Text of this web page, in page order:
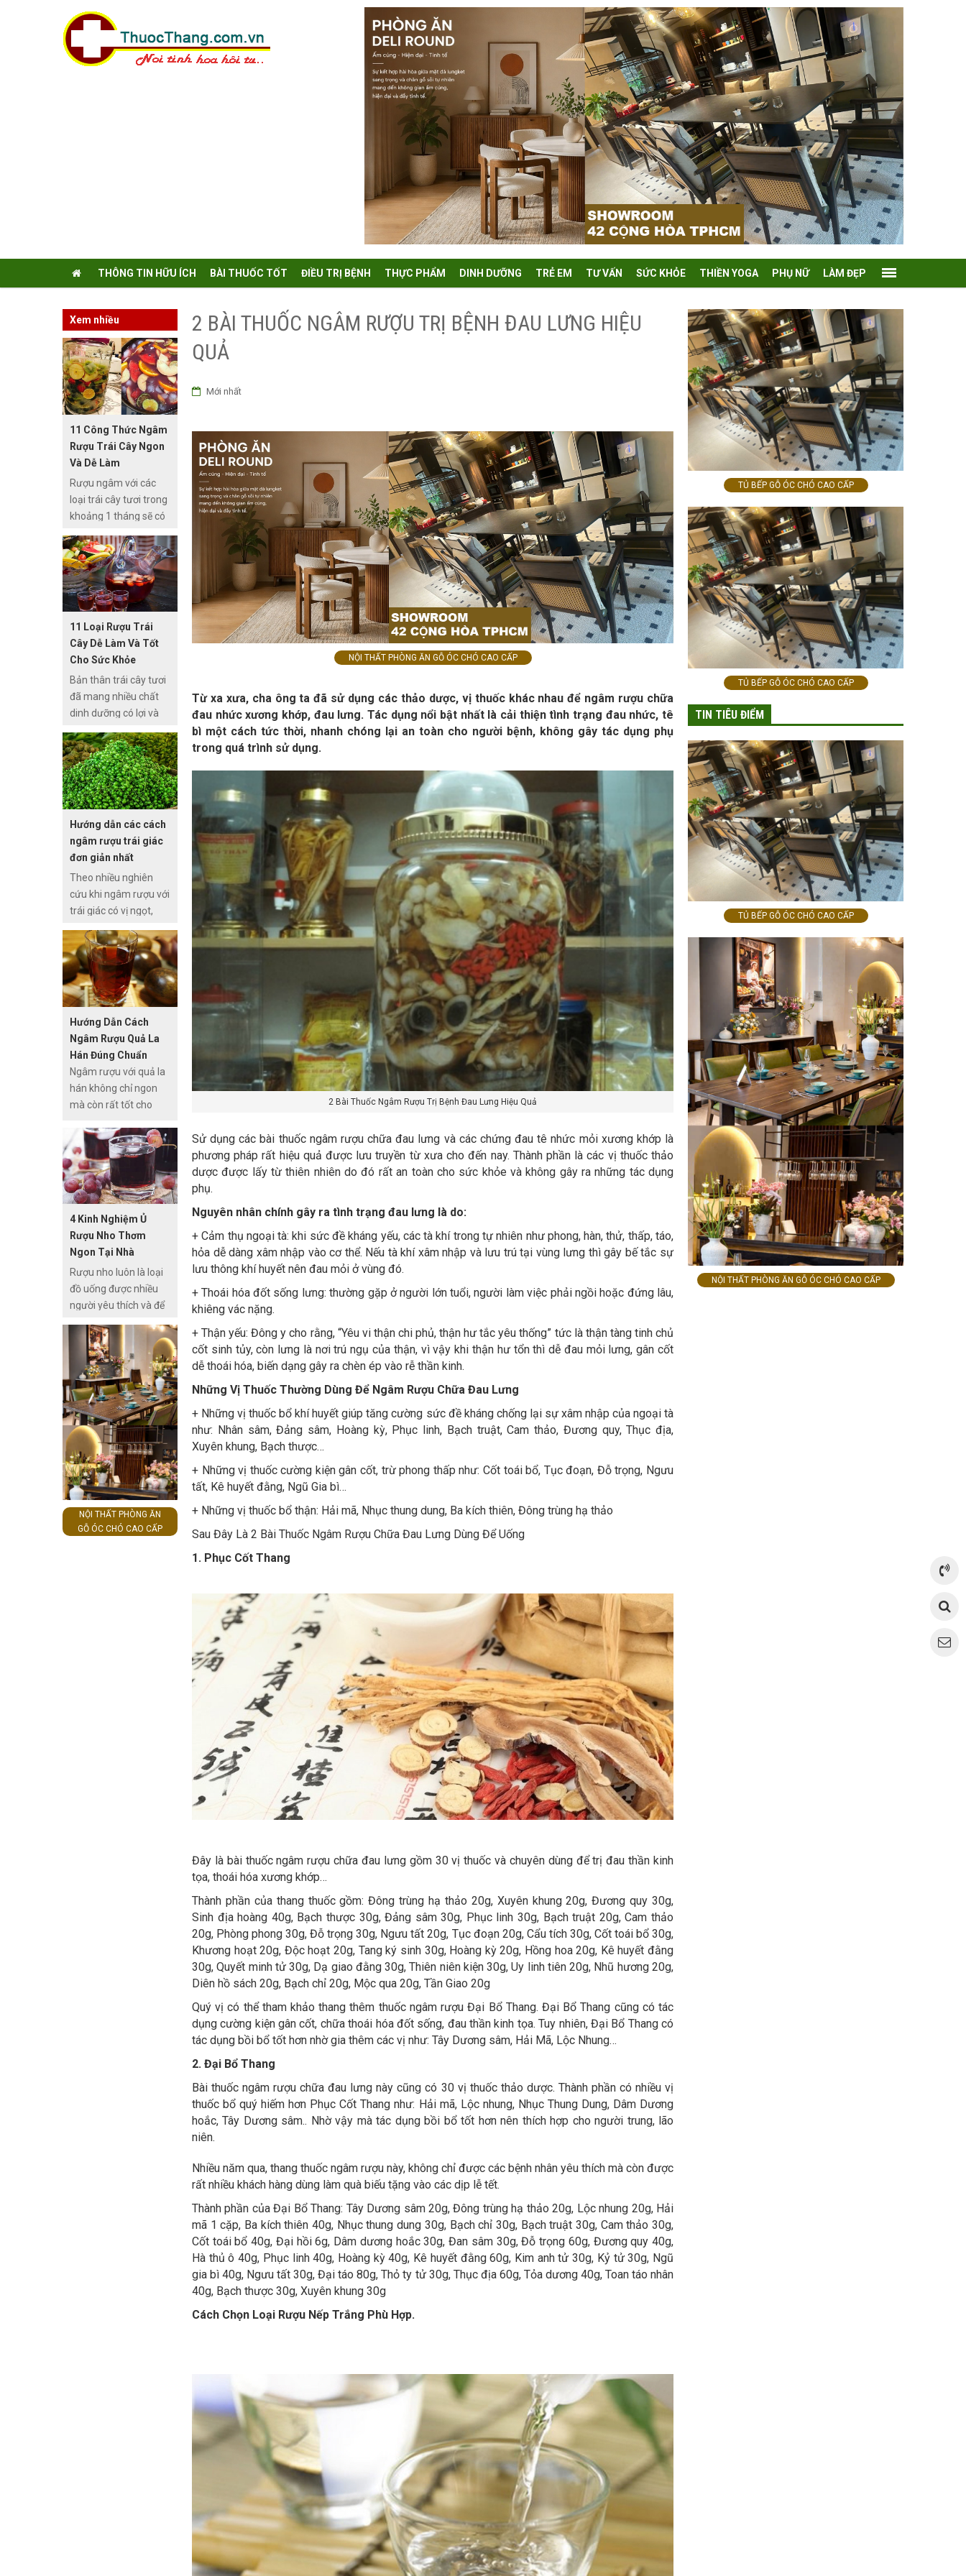
THÔNG TIN HỮU ÍCH BÀI THUỐC TỐT ĐIỀU TRỊ BỆNH THỰC PHẨM DINH DƯỠNG TRẺ EM TƯ VẤN SỨC KHỎE THIỀN YOGA PHỤ NỮ LÀM ĐẸP
2 BÀI THUỐC NGÂM RƯỢU TRỊ BỆNH ĐAU LƯNG HIỆU
QUẢ
Mới nhất
NỘI THẤT PHÒNG ĂN GỖ ÓC CHÓ CAO CẤP
Từ xa xưa, cha ông ta đã sử dụng các thảo dược, vị thuốc khác nhau để ngâm rượu chữa
đau nhức xương khớp, đau lưng. Tác dụng nổi bật nhất là cải thiện tình trạng đau nhức, tê
bì một cách tức thời, nhanh chóng lại an toàn cho người bệnh, không gây tác dụng phụ
trong quá trình sử dụng.
2 Bài Thuốc Ngâm Rượu Trị Bệnh Đau Lưng Hiệu Quả
Sử dụng các bài thuốc ngâm rượu chữa đau lưng và các chứng đau tê nhức mỏi xương khớp là
phương pháp rất hiệu quả được lưu truyền từ xưa cho đến nay. Thành phần là các vị thuốc thảo
dược được lấy từ thiên nhiên do đó rất an toàn cho sức khỏe và không gây ra những tác dụng
phụ.
Nguyên nhân chính gây ra tình trạng đau lưng là do:
+ Cảm thụ ngoại tà: khi sức đề kháng yếu, các tà khí trong tự nhiên như phong, hàn, thử, thấp, táo,
hỏa dễ dàng xâm nhập vào cơ thể. Nếu tà khí xâm nhập và lưu trú tại vùng lưng thì gây bế tắc sự
lưu thông khí huyết nên đau mỏi ở vùng đó.
+ Thoái hóa đốt sống lưng: thường gặp ở người lớn tuổi, người làm việc phải ngồi hoặc đứng lâu,
khiêng vác nặng.
+ Thận yếu: Đông y cho rằng, “Yêu vi thận chi phủ, thận hư tắc yêu thống” tức là thận tàng tinh chủ
cốt sinh tủy, còn lưng là nơi trú ngụ của thận, vì vậy khi thận hư tổn thì dễ đau mỏi lưng, gân cốt
dễ thoái hóa, biến dạng gây ra chèn ép vào rễ thần kinh.
Những Vị Thuốc Thường Dùng Để Ngâm Rượu Chữa Đau Lưng
+ Những vị thuốc bổ khí huyết giúp tăng cường sức đề kháng chống lại sự xâm nhập của ngoại tà
như: Nhân sâm, Đảng sâm, Hoàng kỳ, Phục linh, Bạch truật, Cam thảo, Đương quy, Thục địa,
Xuyên khung, Bạch thược…
+ Những vị thuốc cường kiện gân cốt, trừ phong thấp như: Cốt toái bổ, Tục đoạn, Đỗ trọng, Ngưu
tất, Kê huyết đằng, Ngũ Gia bì…
+ Những vị thuốc bổ thận: Hải mã, Nhục thung dung, Ba kích thiên, Đông trùng hạ thảo
Sau Đây Là 2 Bài Thuốc Ngâm Rượu Chữa Đau Lưng Dùng Để Uống
1. Phục Cốt Thang
Đây là bài thuốc ngâm rượu chữa đau lưng gồm 30 vị thuốc và chuyên dùng để trị đau thần kinh
tọa, thoái hóa xương khớp…
Thành phần của thang thuốc gồm: Đông trùng hạ thảo 20g, Xuyên khung 20g, Đương quy 30g,
Sinh địa hoàng 40g, Bạch thược 30g, Đảng sâm 30g, Phục linh 30g, Bạch truật 20g, Cam thảo
20g, Phòng phong 30g, Đỗ trọng 30g, Ngưu tất 20g, Tục đoạn 20g, Cẩu tích 30g, Cốt toái bổ 30g,
Khương hoạt 20g, Độc hoạt 20g, Tang ký sinh 30g, Hoàng kỳ 20g, Hồng hoa 20g, Kê huyết đằng
30g, Quyết minh tử 30g, Dạ giao đằng 30g, Thiên niên kiện 30g, Uy linh tiên 20g, Nhũ hương 20g,
Diên hồ sách 20g, Bạch chỉ 20g, Mộc qua 20g, Tần Giao 20g
Quý vị có thể tham khảo thang thêm thuốc ngâm rượu Đại Bổ Thang. Đại Bổ Thang cũng có tác
dụng cường kiện gân cốt, chữa thoái hóa đốt sống, đau thần kinh tọa. Tuy nhiên, Đại Bổ Thang có
tác dụng bồi bổ tốt hơn nhờ gia thêm các vị như: Tây Dương sâm, Hải Mã, Lộc Nhung…
2. Đại Bổ Thang
Bài thuốc ngâm rượu chữa đau lưng này cũng có 30 vị thuốc thảo dược. Thành phần có nhiều vị
thuốc bổ quý hiếm hơn Phục Cốt Thang như: Hải mã, Lộc nhung, Nhục Thung Dung, Dâm Dương
hoắc, Tây Dương sâm.. Nhờ vậy mà tác dụng bồi bổ tốt hơn nên thích hợp cho người trung, lão
niên.
Nhiều năm qua, thang thuốc ngâm rượu này, không chỉ được các bệnh nhân yêu thích mà còn được
rất nhiều khách hàng dùng làm quà biếu tặng vào các dịp lễ tết.
Thành phần của Đại Bổ Thang: Tây Dương sâm 20g, Đông trùng hạ thảo 20g, Lộc nhung 20g, Hải
mã 1 cặp, Ba kích thiên 40g, Nhục thung dung 30g, Bạch chỉ 30g, Bạch truật 30g, Cam thảo 30g,
Cốt toái bổ 40g, Đại hồi 6g, Dâm dương hoắc 30g, Đan sâm 30g, Đỗ trọng 60g, Đương quy 40g,
Hà thủ ô 40g, Phục linh 40g, Hoàng kỳ 40g, Kê huyết đằng 60g, Kim anh tử 30g, Kỷ tử 30g, Ngũ
gia bì 40g, Ngưu tất 30g, Đại táo 80g, Thỏ ty tử 30g, Thục địa 60g, Tỏa dương 40g, Toan táo nhân
40g, Bạch thược 30g, Xuyên khung 30g
Cách Chọn Loại Rượu Nếp Trắng Phù Hợp.
Xem nhiều
11 Công Thức Ngâm
Rượu Trái Cây Ngon
Và Dễ Làm
Rượu ngâm với các
loại trái cây tươi trong
khoảng 1 tháng sẽ có
ngọt tự nhiên. Vị ngọt
chính là lượng nước
được tiết ra từ trái cây
kết hợp với vị cay nồng
của rượu nên rất dễ
uống. So với các loại
rượu khác, cách làm
rượu trái cây có độ
cồn nhẹ, lại không sử
dụng thêm bất cứ
chất hóa học nào nên
rất an toàn và sử
dụng được cho nhiều
đối tượng khác nhau.
11 Loại Rượu Trái
Cây Dễ Làm Và Tốt
Cho Sức Khỏe
Bản thân trái cây tươi
đã mang nhiều chất
dinh dưỡng có lợi và
thường dùng để làm
món tráng miệng
hàng ngày. Nhưng đã
bao giờ bạn nghĩ đến
cách làm rượu trái cây
chưa? Đây là một
trong những cách chế
biến rượu vừa thơm
ngon, vừa an toàn lại
tốt cho sức khỏe đang
được rất nhiều gia
đình áp dụng.
Hướng dẫn các cách
ngâm rượu trái giác
đơn giản nhất
Theo nhiều nghiên
cứu khi ngâm rượu với
trái giác có vị ngọt,
dụng bổ khí huyết,
cường gân cốt, lợi tiểu
tiện, nhuận tràng, lợi
tiêu hoá và cải thiện
sức khỏe tốt.
Hướng Dẫn Cách
Ngâm Rượu Quả La
Hán Đúng Chuẩn
Nhất
Ngâm rượu với quả la
hán không chỉ ngon
mà còn rất tốt cho
hán rất bổ dưỡng giúp
tăng sự dẻo dai cho cơ
thể. Ngoài ra, nó còn
giúp cơ thể đề kháng
được các loại bệnh tật
thường gặp như ho,
khản tiếng, dát họng…
4 Kinh Nghiệm Ủ
Rượu Nho Thơm
Ngon Tại Nhà
Rượu nho luôn là loại
đồ uống được nhiều
người yêu thích và để
ngâm ủ được rượu
nho có mùi thơm đặc
trưng, hương vị nồng
nàn, mà phải có màu
đỏ đẹp thì không phải
ai cũng làm được.
Cách làm ngâm ủ
rượu nho không mấy
phức tạp nhưng đòi
hỏi chúng ta phải tỉ mỉ
và thời gian ủ lâu dài,
nếu khoảng thời gian
bạn ủ càng lâu rượu
sẽ càng ngon và hấp
NỘI THẤT PHÒNG ĂN
GỖ ÓC CHÓ CAO CẤP
TỦ BẾP GỖ ÓC CHÓ CAO CẤP
TỦ BẾP GỖ ÓC CHÓ CAO CẤP
TIN TIÊU ĐIỂM
TỦ BẾP GỖ ÓC CHÓ CAO CẤP
NỘI THẤT PHÒNG ĂN GỖ ÓC CHÓ CAO CẤP